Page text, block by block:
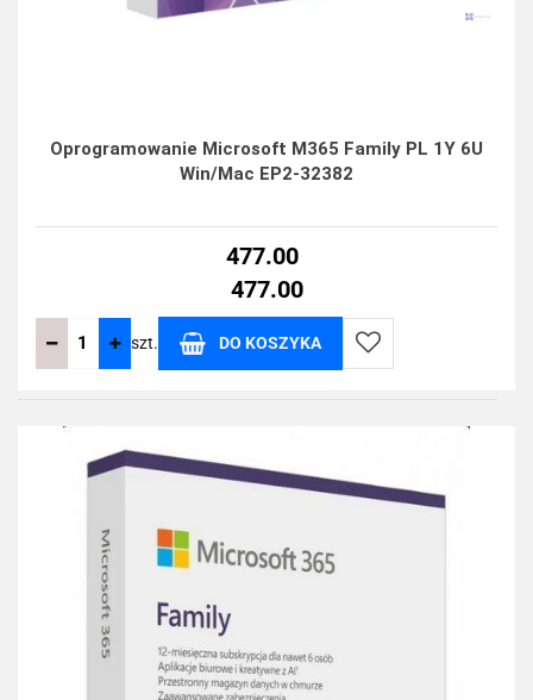
Oprogramowanie Microsoft M365 Family PL 1Y 6U
Win/Mac EP2-32382
477.00
477.00
szt. DO KOSZYKA
Do